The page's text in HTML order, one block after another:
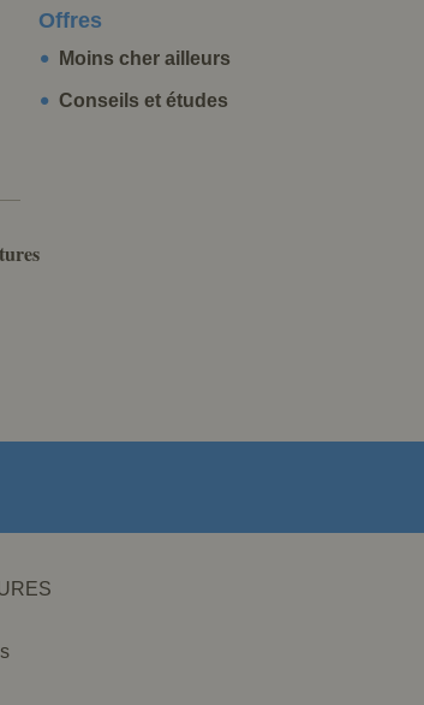
Offres
Moins cher ailleurs
Conseils et études